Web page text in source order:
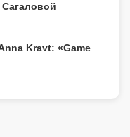
Kravt: «Game